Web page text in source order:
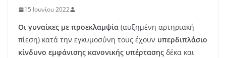
15 Ιουνίου 2022
Οι γυναίκες με προεκλαμψία (αυξημένη αρτηριακή
πίεση) κατά την εγκυμοσύνη τους έχουν υπερδιπλάσιο
κίνδυνο εμφάνισης κανονικής υπέρτασης δέκα και